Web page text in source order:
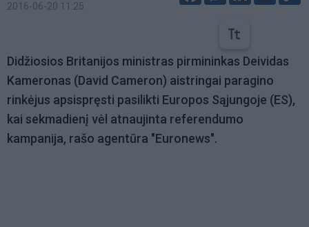
2016-06-20 11:25
Didžiosios Britanijos ministras pirmininkas Deividas
Kameronas (David Cameron) aistringai paragino
rinkėjus apsispręsti pasilikti Europos Sąjungoje (ES),
kai sekmadienį vėl atnaujinta referendumo
kampanija, rašo agentūra "Euronews".